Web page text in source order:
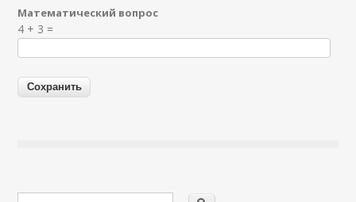
Я спамер
Математический вопрос
4 + 3 =